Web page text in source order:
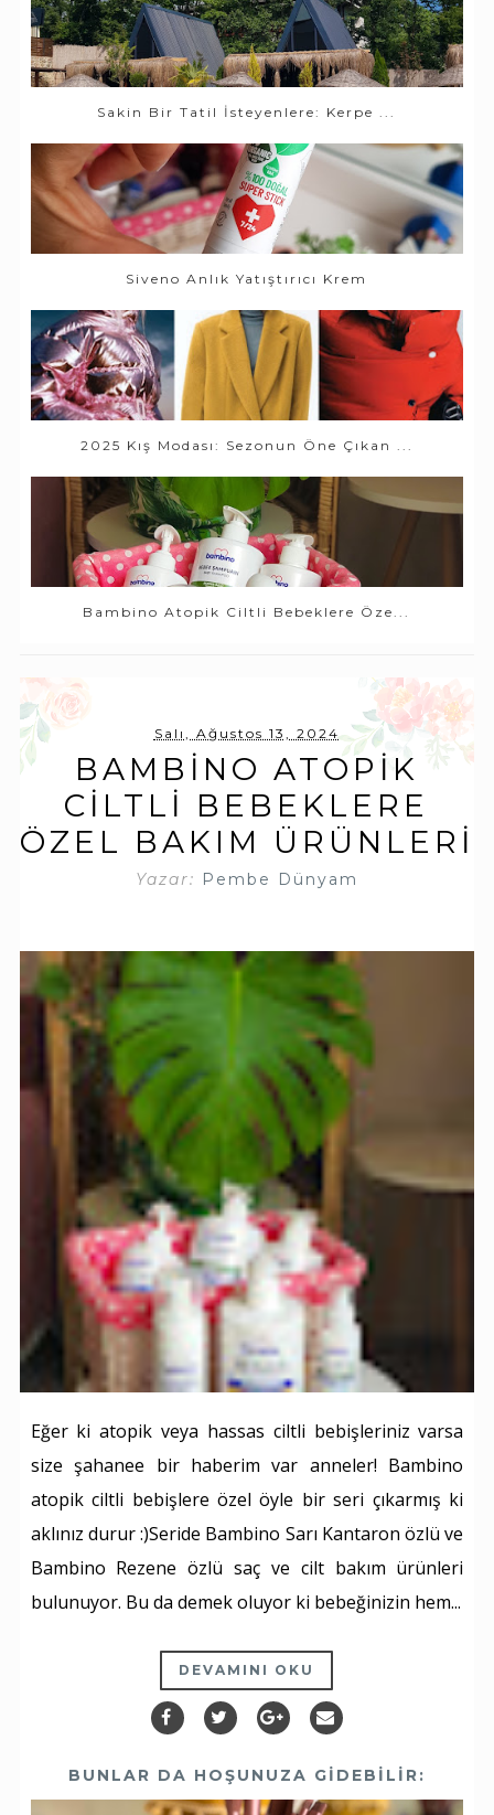
Sakin Bir Tatil İsteyenlere: Kerpe ...
Siveno Anlık Yatıştırıcı Krem
2025 Kış Modası: Sezonun Öne Çıkan ...
Bambino Atopik Ciltli Bebeklere Öze...
Salı, Ağustos 13, 2024
BAMBINO ATOPIK
CILTLI BEBEKLERE
ÖZEL BAKIM ÜRÜNLERI
Yazar: Pembe Dünyam
Eğer ki atopik veya hassas ciltli bebişleriniz varsa
size şahanee bir haberim var anneler! Bambino
atopik ciltli bebişlere özel öyle bir seri çıkarmış ki
aklınız durur :)Seride Bambino Sarı Kantaron özlü ve
Bambino Rezene özlü saç ve cilt bakım ürünleri
bulunuyor. Bu da demek oluyor ki bebeğinizin hem...
DEVAMINI OKU
BUNLAR DA HOŞUNUZA GIDEBILIR: